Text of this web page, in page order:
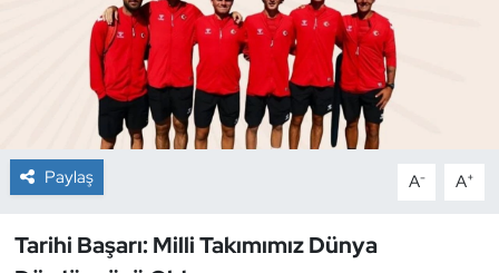
Paylaş A- A+
Tarihi Başarı: Milli Takımımız Dünya
Cimnastik
Curling
Dağcılık